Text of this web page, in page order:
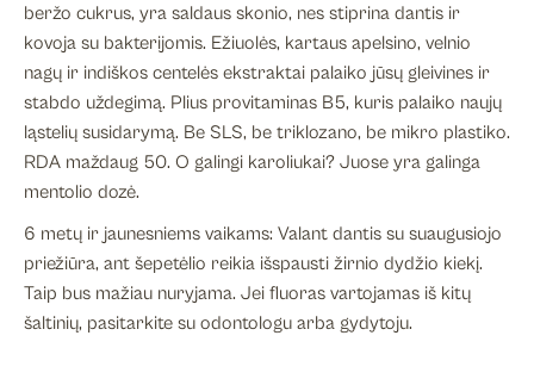
beržo cukrus, yra saldaus skonio, nes stiprina dantis ir
kovoja su bakterijomis. Ežiuolės, kartaus apelsino, velnio
nagų ir indiškos centelės ekstraktai palaiko jūsų gleivines ir
stabdo uždegimą. Plius provitaminas B5, kuris palaiko naujų
ląstelių susidarymą. Be SLS, be triklozano, be mikro plastiko.
RDA maždaug 50. O galingi karoliukai? Juose yra galinga
mentolio dozė.
6 metų ir jaunesniems vaikams: Valant dantis su suaugusiojo
priežiūra, ant šepetėlio reikia išspausti žirnio dydžio kiekį.
Taip bus mažiau nuryjama. Jei fluoras vartojamas iš kitų
šaltinių, pasitarkite su odontologu arba gydytoju.